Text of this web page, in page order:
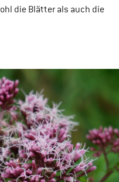
die Blätter als auch die